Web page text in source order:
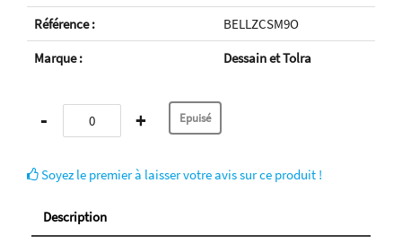
Référence :
BELLZCSM9O
Marque :
Dessain et Tolra
- +
Soyez le premier à laisser votre avis sur ce produit !
Description